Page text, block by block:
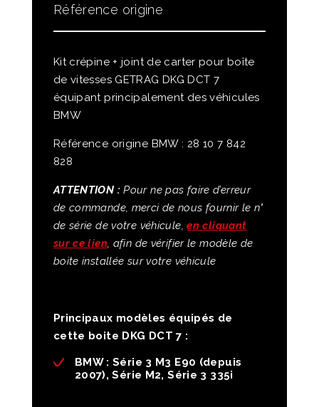
Référence origine
Kit crépine + joint de carter pour boîte
de vitesses GETRAG DKG DCT 7
équipant principalement des véhicules
BMW
Référence origine BMW : 28 10 7 842
828
ATTENTION :Pour ne pas faire d’erreur
de commande, merci de nous fournir le n°
de série de votre véhicule,en cliquant
sur ce lien, afin de vérifier le modèle de
boite installée sur votre véhicule
Principaux modèles équipés de
cette boite DKG DCT 7 :
BMW: Série 3 M3 E90 (depuis
2007), Série M2, Série 3 335i